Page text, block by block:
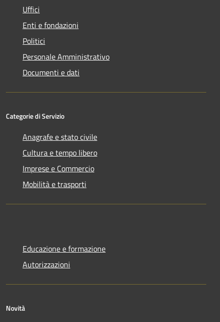
Uffici
Enti e fondazioni
Politici
Personale Amministrativo
Documenti e dati
Categorie di Servizio
Anagrafe e stato civile
Cultura e tempo libero
Imprese e Commercio
Mobilità e trasporti
Educazione e formazione
Autorizzazioni
Novità